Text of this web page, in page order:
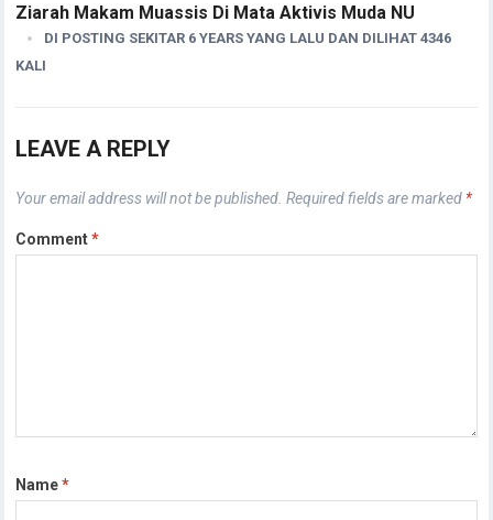
Ziarah Makam Muassis Di Mata Aktivis Muda NU
DI POSTING SEKITAR 6 YEARS YANG LALU DAN DILIHAT 4346
KALI
LEAVE A REPLY
Your email address will not be published. Required fields are marked *
Comment*
Name*